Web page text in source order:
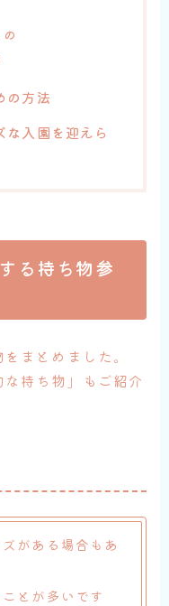
の方法
入園を迎えら
る持ち物参
まとめました。
な持ち物」もご紹介
がある場合もあ
とが多いです